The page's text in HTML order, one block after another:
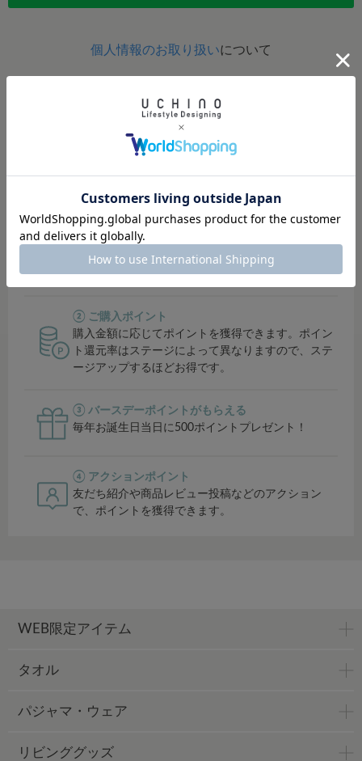
個人情報のお取り扱いについて
定期的にポイントアップイベント開催！
イベント開催時は、ポイント還元率がUP！
貯まったポイントは、オンラインショップ・直営店では１
① シークレットセールにご招待
会員限定のシークレットセールでお得にお買い物で
きます。
② ご購入ポイント
購入金額に応じてポイントを獲得できます。ポイン
ト還元率はステージによって異なりますので、ステ
ージアップするほどお得です。
③ バースデーポイントがもらえる
毎年お誕生日当日に500ポイントプレゼント！
④ アクションポイント
友だち紹介や商品レビュー投稿などのアクション
で、ポイントを獲得できます。
WEB限定アイテム
タオル
パジャマ・ウェア
リビンググッズ